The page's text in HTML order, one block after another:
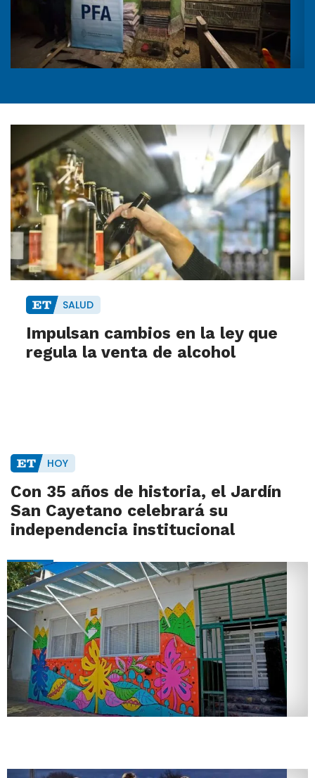
SALUD
Impulsan cambios en la ley que
regula la venta de alcohol
HOY
Con 35 años de historia, el Jardín
San Cayetano celebrará su
independencia institucional